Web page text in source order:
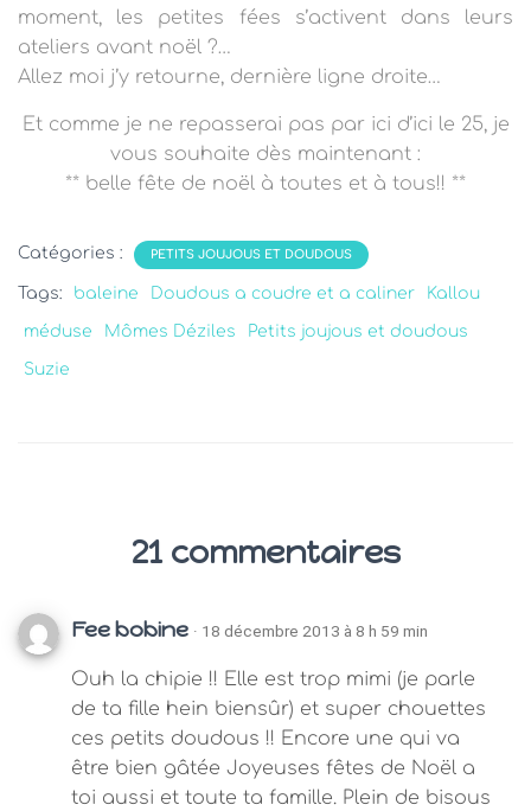
moment, les petites fées s’activent dans leurs
ateliers avant noël ?…
Allez moi j’y retourne, dernière ligne droite…
Et comme je ne repasserai pas par ici d’ici le 25, je
vous souhaite dès maintenant :
** belle fête de noël à toutes et à tous!! **
Catégories : PETITS JOUJOUS ET DOUDOUS
Tags: baleine Doudous a coudre et a caliner Kallou
méduse Mômes Déziles Petits joujous et doudous
Suzie
21 commentaires
Fee bobine · 18 décembre 2013 à 8 h 59 min
Ouh la chipie !! Elle est trop mimi (je parle
de ta fille hein biensûr) et super chouettes
ces petits doudous !! Encore une qui va
être bien gâtée Joyeuses fêtes de Noël a
toi aussi et toute ta famille. Plein de bisous